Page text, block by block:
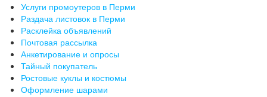
Услуги промоутеров в Перми
Раздача листовок в Перми
Расклейка объявлений
Почтовая рассылка
Анкетирование и опросы
Тайный покупатель
Ростовые куклы и костюмы
Оформление шарами